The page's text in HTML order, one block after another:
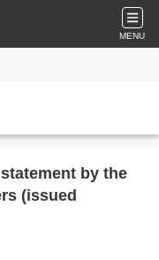
MENU
by the
(issued